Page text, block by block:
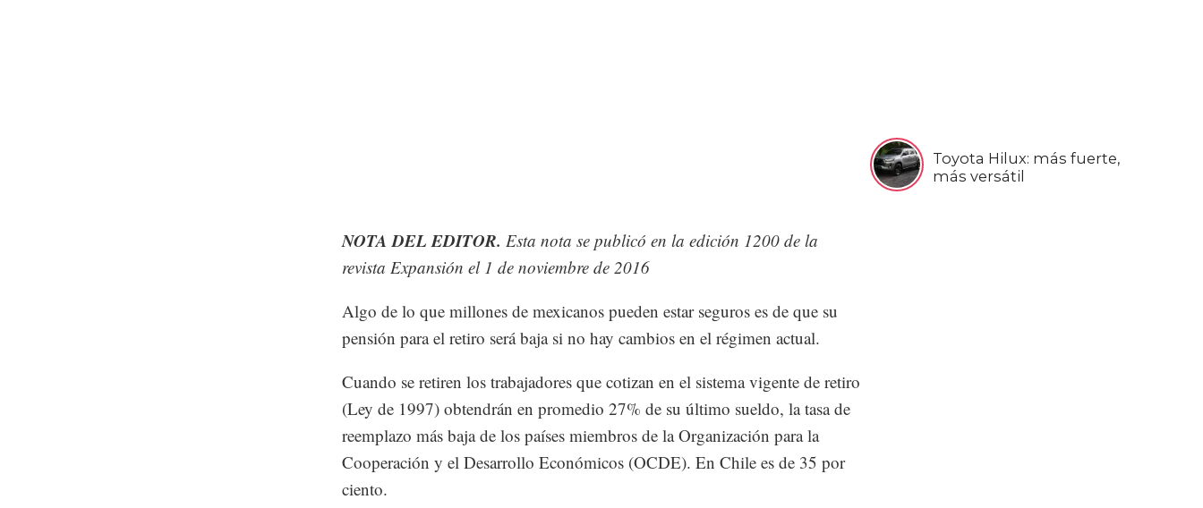
Toyota Hilux: más fuerte,
más versátil
NOTA DEL EDITOR. Esta nota se publicó en la edición 1200 de la
revista Expansión el 1 de noviembre de 2016
Algo de lo que millones de mexicanos pueden estar seguros es de que su
pensión para el retiro será baja si no hay cambios en el régimen actual.
Cuando se retiren los trabajadores que cotizan en el sistema vigente de retiro
(Ley de 1997) obtendrán en promedio 27% de su último sueldo, la tasa de
reemplazo más baja de los países miembros de la Organización para la
Cooperación y el Desarrollo Económicos (OCDE). En Chile es de 35 por
ciento.